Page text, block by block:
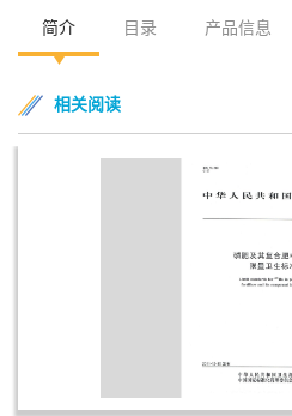
简介 目录 产品信息
相关阅读